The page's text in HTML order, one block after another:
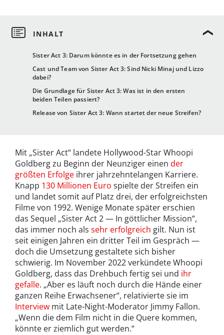
Sister Act 3: Darum könnte es in der Fortsetzung gehen
Cast und Team von Sister Act 3: Sind Nicki Minaj und Lizzo
dabei?
Die Grundlage für Sister Act 3: Was ist in den ersten
beiden Teilen passiert?
Release von Sister Act 3: Wann startet der neue Streifen?
Mit „Sister Act“ landete Hollywood-Star Whoopi
Goldberg zu Beginn der Neunziger einen der
größten Erfolge ihrer jahrzehntelangen Karriere.
Knapp 130 Millionen Euro spielte der Streifen ein
und landet somit auf Platz drei, der erfolgreichsten
Filme von 1992. Wenige Monate später erschien
das Sequel „Sister Act 2 — In göttlicher Mission“,
das immer noch als sehr erfolgreich gilt. Nun ist
seit einigen Jahren ein dritter Teil im Gespräch —
doch die Umsetzung gestaltete sich bisher
schwierig. Im November 2022 verkündete Whoopi
Goldberg, dass das Drehbuch fertig sei und ihr
gefalle. „Aber es läuft noch durch die Hände einer
ganzen Reihe Erwachsener“, relativierte sie im
Interview mit Late-Night-Moderator Jimmy Fallon.
„Wenn die dem Film nicht in die Quere kommen,
könnte er ziemlich gut werden.“